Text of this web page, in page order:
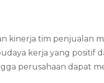
kinerja tim penjualan
kerja yang positif
perusahaan dapat